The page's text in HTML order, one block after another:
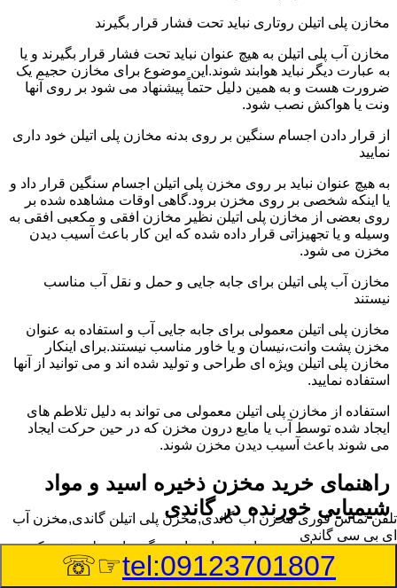
مخازن پلی اتیلن روتاری نباید تحت فشار قرار بگیرند
مخازن آب پلی اتیلن به هیچ عنوان نباید تحت فشار قرار بگیرند و یا
به عبارت دیگر نباید هوابند شوند.این موضوع برای مخازن حجیم یک
ضرورت هست و به همین دلیل حتماً پیشنهاد می شود بر روی آنها
ونت یا هواکش نصب شود.
از قرار دادن اجسام سنگین بر روی بدنه مخازن پلی اتیلن خود داری
نمایید
به هیچ عنوان نباید بر روی مخزن پلی اتیلن اجسام سنگین قرار داد و
یا اینکه شخصی بر روی مخزن برود.گاهی اوقات مشاهده شده بر
روی بعضی از مخازن پلی اتیلن نظیر مخازن افقی و مکعبی افقی به
وسیله و یا تجهیزاتی قرار داده شده که این کار باعث آسیب دیدن
مخزن می شود.
مخازن آب پلی اتیلن برای جابه جایی و حمل و نقل آب مناسب
نیستند
مخازن پلی اتیلن معمولی برای جابه جایی آب و استفاده به عنوان
مخزن پشت وانت،نیسان و یا خاور مناسب نیستند.برای اینکار
مخازن پلی اتیلن ویژه ای طراحی و تولید شده اند و می توانید از آنها
استفاده نمایید.
استفاده از مخازن پلی اتیلن معمولی می تواند به دلیل تلاطم های
ایجاد شده توسط آب یا مایع درون مخزن که در حین حرکت ایجاد
می شوند باعث آسیب دیدن مخزن شوند.
راهنمای خرید مخزن ذخیره اسید و مواد
شیمیایی خورنده در گاندی
مخزن ذخیره اسید و مواد شیمیایی باید به گونه ای تولید شوند که
بتوانند در برابر چگالی نسبتا بالا و خورندگی انواع اسیدها مقاومت
کافی داشته باشند.به همین دلیل نمی توان در هر مخزنی اسید و مواد
تلفن تماس فوریمخزن آب گاندی,مخزن پلی اتیلن گاندی,مخزن آب
ای بی سی گاندی
tel:09123701807
☞☏